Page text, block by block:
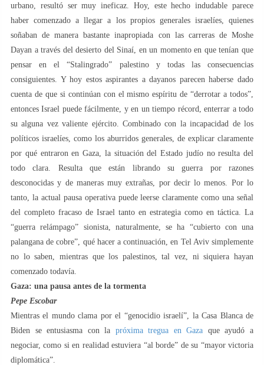
urbano, resultó ser muy ineficaz. Hoy, este hecho indudable parece
haber comenzado a llegar a los propios generales israelíes, quienes
soñaban de manera bastante inapropiada con las carreras de Moshe
Dayan a través del desierto del Sinaí, en un momento en que tenían que
pensar en el “Stalingrado” palestino y todas las consecuencias
consiguientes. Y hoy estos aspirantes a dayanos parecen haberse dado
cuenta de que si continúan con el mismo espíritu de “derrotar a todos”,
entonces Israel puede fácilmente, y en un tiempo récord, enterrar a todo
su alguna vez valiente ejército. Combinado con la incapacidad de los
políticos israelíes, como los aburridos generales, de explicar claramente
por qué entraron en Gaza, la situación del Estado judío no resulta del
todo clara. Resulta que están librando su guerra por razones
desconocidas y de maneras muy extrañas, por decir lo menos. Por lo
tanto, la actual pausa operativa puede leerse claramente como una señal
del completo fracaso de Israel tanto en estrategia como en táctica. La
“guerra relámpago” sionista, naturalmente, se ha “cubierto con una
palangana de cobre”, qué hacer a continuación, en Tel Aviv simplemente
no lo saben, mientras que los palestinos, tal vez, ni siquiera hayan
comenzado todavía.
Gaza: una pausa antes de la tormenta
Pepe Escobar
Mientras el mundo clama por el “genocidio israelí”, la Casa Blanca de
Biden se entusiasma con la próxima tregua en Gaza que ayudó a
negociar, como si en realidad estuviera “al borde” de su “mayor victoria
diplomática”.